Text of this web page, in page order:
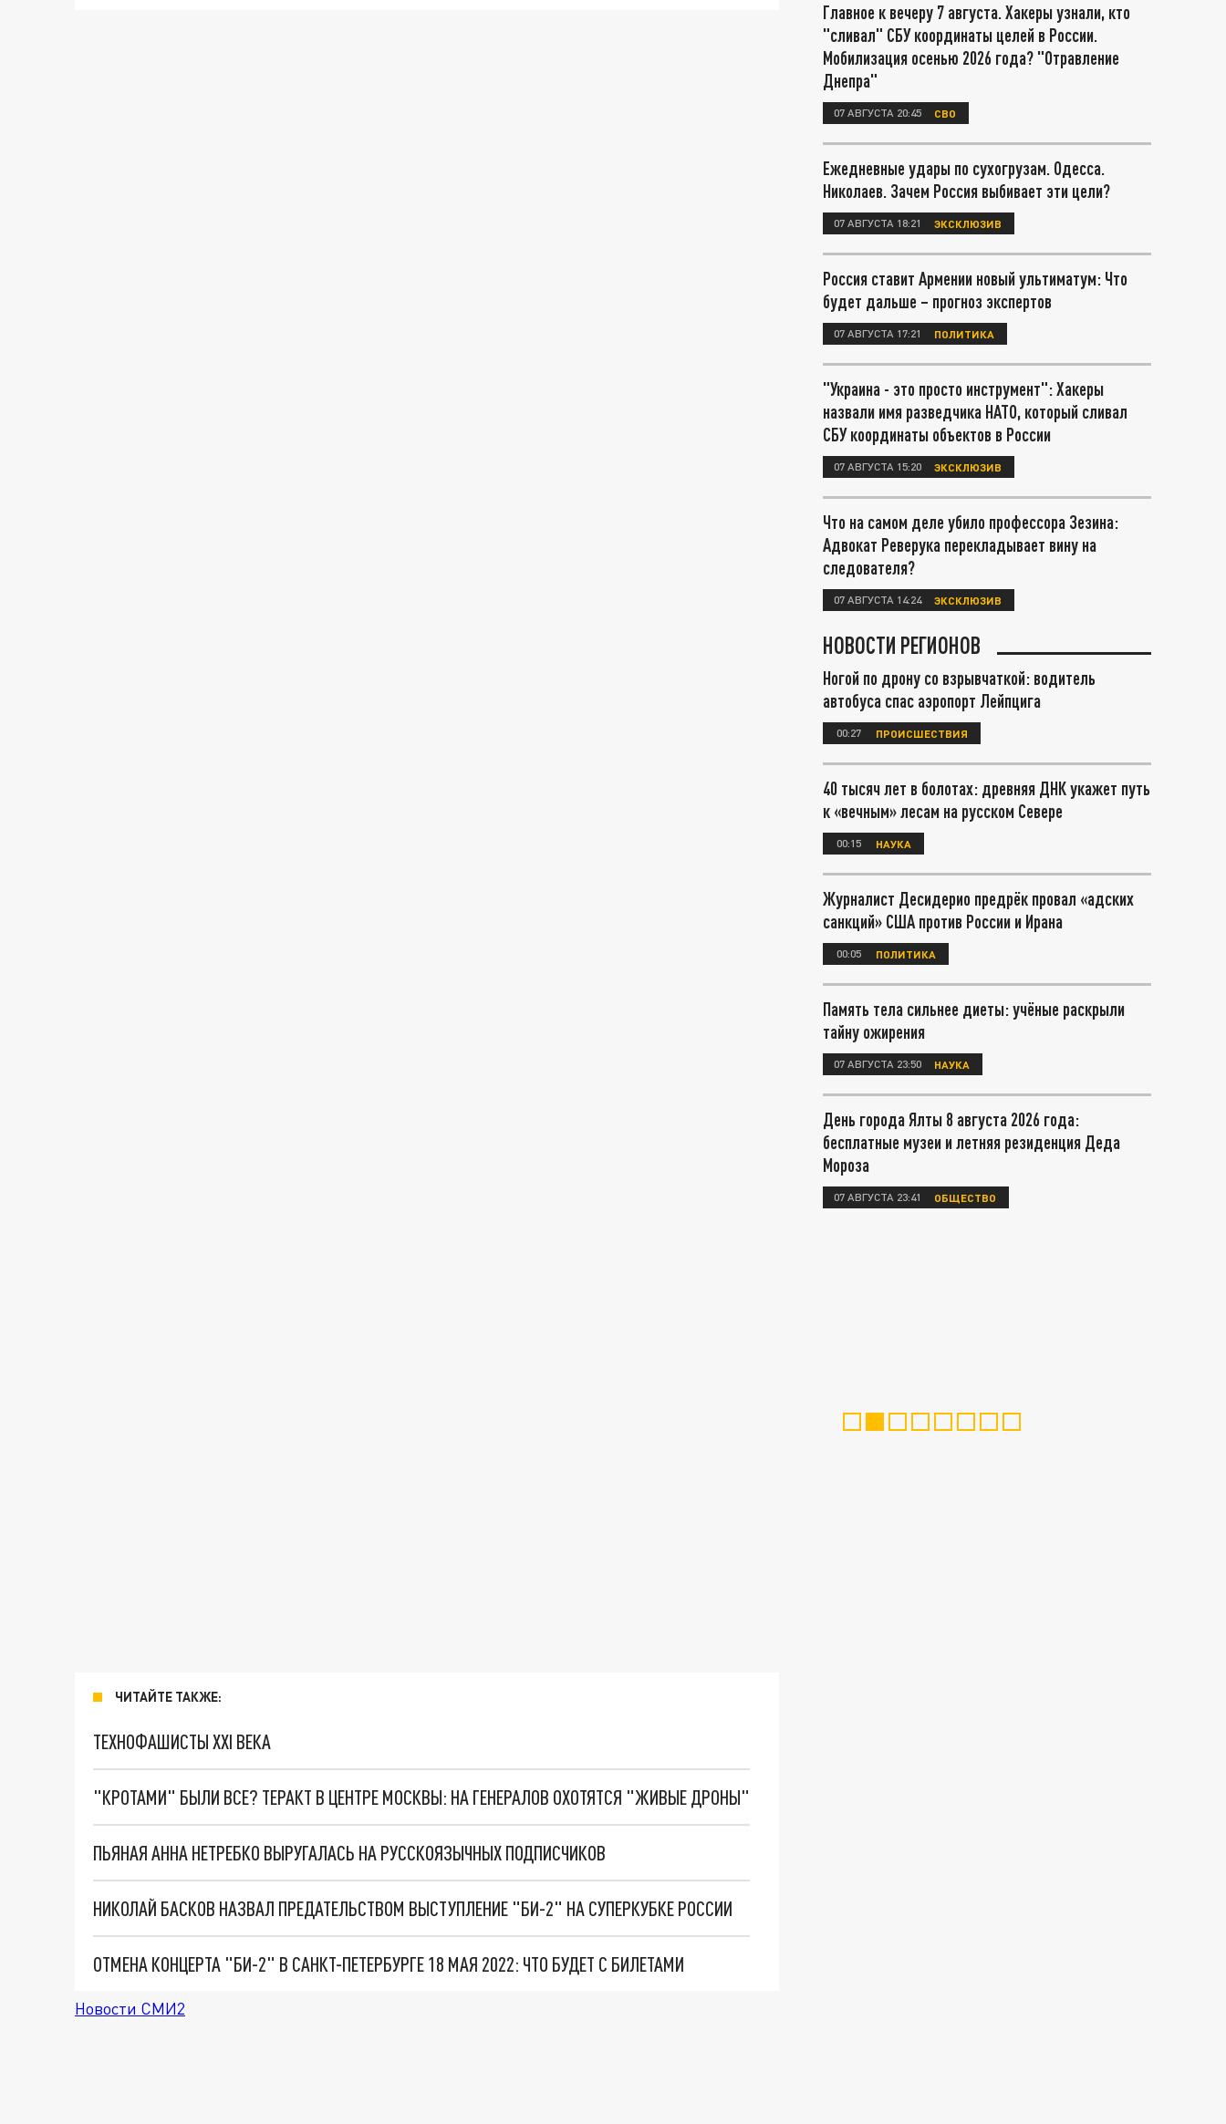
ЧИТАЙТЕ ТАКЖЕ:
ТЕХНОФАШИСТЫ XXI ВЕКА
"КРОТАМИ" БЫЛИ ВСЕ? ТЕРАКТ В ЦЕНТРЕ МОСКВЫ: НА ГЕНЕРАЛОВ ОХОТЯТСЯ "ЖИВЫЕ ДРОНЫ"
ПЬЯНАЯ АННА НЕТРЕБКО ВЫРУГАЛАСЬ НА РУССКОЯЗЫЧНЫХ ПОДПИСЧИКОВ
НИКОЛАЙ БАСКОВ НАЗВАЛ ПРЕДАТЕЛЬСТВОМ ВЫСТУПЛЕНИЕ "БИ-2" НА СУПЕРКУБКЕ РОССИИ
ОТМЕНА КОНЦЕРТА "БИ-2" В САНКТ-ПЕТЕРБУРГЕ 18 МАЯ 2022: ЧТО БУДЕТ С БИЛЕТАМИ
Новости СМИ2
Главное к вечеру 7 августа. Хакеры узнали, кто
"сливал" СБУ координаты целей в России.
Мобилизация осенью 2026 года? "Отравление
Днепра"
07 АВГУСТА 20:45 СВО
Ежедневные удары по сухогрузам. Одесса.
Николаев. Зачем Россия выбивает эти цели?
07 АВГУСТА 18:21 ЭКСКЛЮЗИВ
Россия ставит Армении новый ультиматум: Что
будет дальше – прогноз экспертов
07 АВГУСТА 17:21 ПОЛИТИКА
"Украина - это просто инструмент": Хакеры
назвали имя разведчика НАТО, который сливал
СБУ координаты объектов в России
07 АВГУСТА 15:20 ЭКСКЛЮЗИВ
Что на самом деле убило профессора Зезина:
Адвокат Реверука перекладывает вину на
следователя?
07 АВГУСТА 14:24 ЭКСКЛЮЗИВ
НОВОСТИ РЕГИОНОВ
Ногой по дрону со взрывчаткой: водитель
автобуса спас аэропорт Лейпцига
00:27 ПРОИСШЕСТВИЯ
40 тысяч лет в болотах: древняя ДНК укажет путь
к «вечным» лесам на русском Севере
00:15 НАУКА
Журналист Десидерио предрёк провал «адских
санкций» США против России и Ирана
00:05 ПОЛИТИКА
Память тела сильнее диеты: учёные раскрыли
тайну ожирения
07 АВГУСТА 23:50 НАУКА
День города Ялты 8 августа 2026 года:
бесплатные музеи и летняя резиденция Деда
Мороза
07 АВГУСТА 23:41 ОБЩЕСТВО